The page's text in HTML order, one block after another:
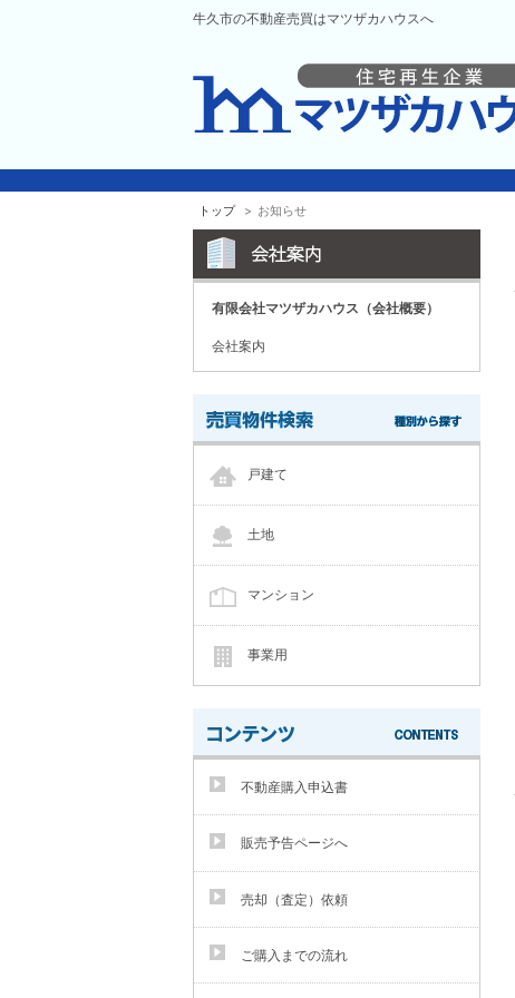
牛久市の不動産売買はマツザカハウスへ
トップ お知らせ
有限会社マツザカハウス（会社概要）
会社案内
戸建て
土地
マンション
事業用
不動産購入申込書
販売予告ページへ
売却（査定）依頼
ご購入までの流れ